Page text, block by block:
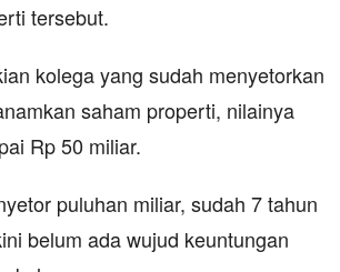
tersebut.
kolega yang sudah menyetorkan
saham properti, nilainya
Rp 50 miliar.
puluhan miliar, sudah 7 tahun
belum ada wujud keuntungan